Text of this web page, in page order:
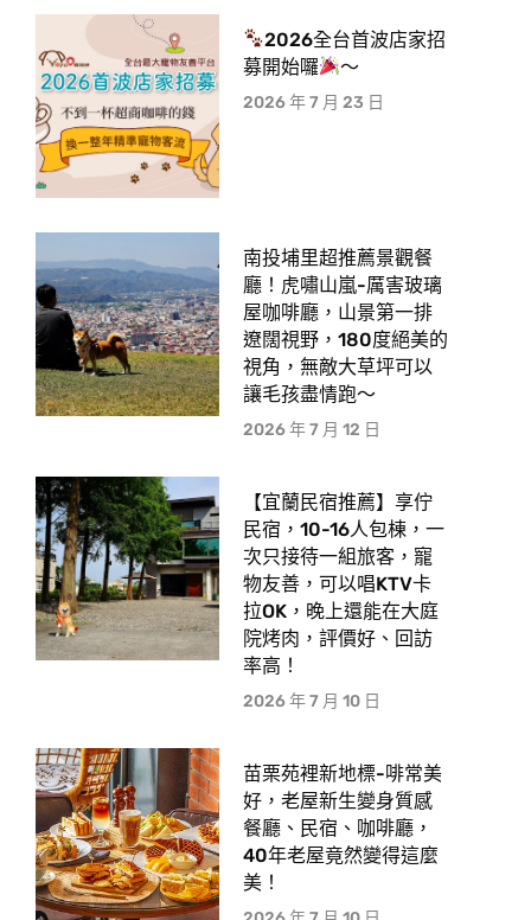
2026全台首波店家招
募開始囉
～
2026 年 7 月 23 日
南投埔里超推薦景觀餐
廳！虎嘯山嵐-厲害玻璃
屋咖啡廳，山景第一排
遼闊視野，180度絕美的
視角，無敵大草坪可以
讓毛孩盡情跑〜
2026 年 7 月 12 日
【宜蘭民宿推薦】享佇
民宿，10-16人包棟，一
次只接待一組旅客，寵
物友善，可以唱KTV卡
拉OK，晚上還能在大庭
院烤肉，評價好、回訪
率高！
2026 年 7 月 10 日
苗栗苑裡新地標-啡常美
好，老屋新生變身質感
餐廳、民宿、咖啡廳，
40年老屋竟然變得這麼
美！